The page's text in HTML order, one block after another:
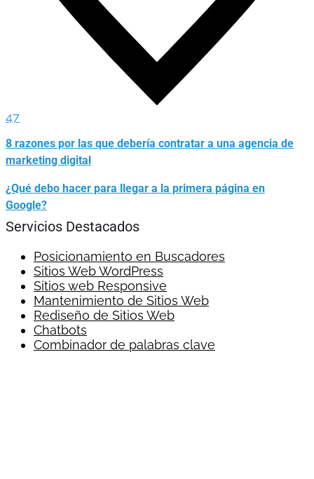
47
8 razones por las que debería contratar a una agencia de
marketing digital
¿Qué debo hacer para llegar a la primera página en
Google?
Servicios Destacados
Posicionamiento en Buscadores
Sitios Web WordPress
Sitios web Responsive
Mantenimiento de Sitios Web
Rediseño de Sitios Web
Chatbots
Combinador de palabras clave